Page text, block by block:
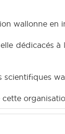
wallonne en
dédicacés